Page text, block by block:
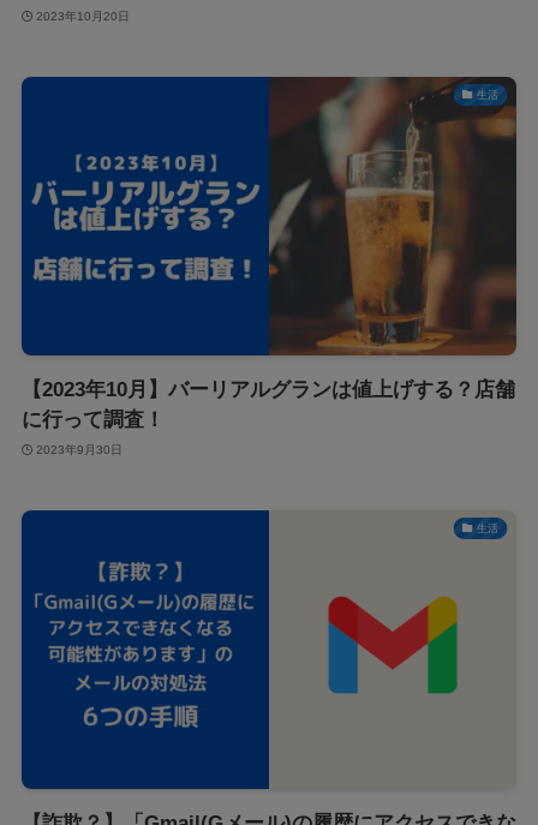
2023年10月20日
生活
【2023年10月】バーリアルグランは値上げする？店舗
に行って調査！
2023年9月30日
生活